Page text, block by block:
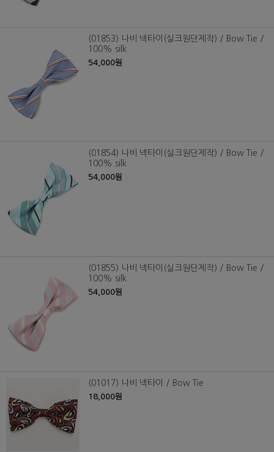
(01853) 나비 넥타이(실크원단제작) / Bow Tie /
100% silk
54,000원
(01854) 나비 넥타이(실크원단제작) / Bow Tie /
100% silk
54,000원
(01855) 나비 넥타이(실크원단제작) / Bow Tie /
100% silk
54,000원
(01017) 나비 넥타이 / Bow Tie
18,000원